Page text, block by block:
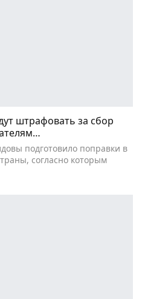
штрафовать за сбор
подготовило поправки в
согласно которым